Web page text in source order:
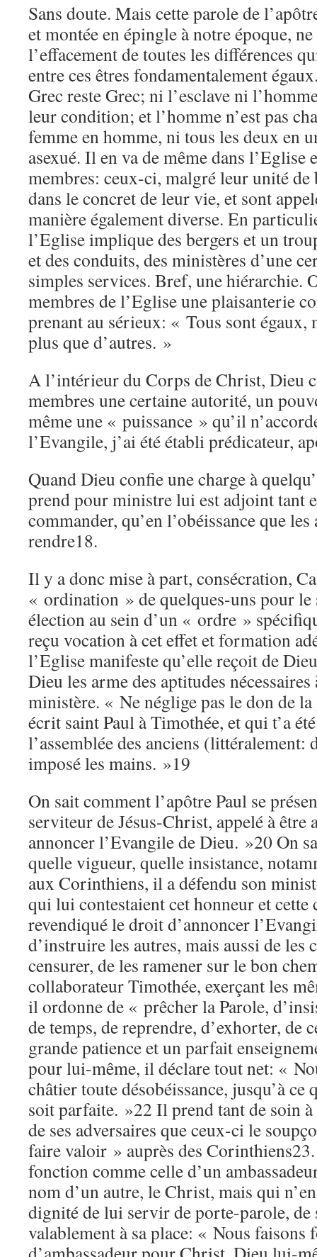
Sans doute. Mais cette parole de
et montée en épingle à notre époque,
l’effacement de toutes les différences
entre ces êtres fondamentalement
Grec reste Grec; ni l’esclave ni
leur condition; et l’homme n’est pas
femme en homme, ni tous les deux en
asexué. Il en va de même dans l’Eglise
membres: ceux-ci, malgré leur unité de
dans le concret de leur vie, et sont
manière également diverse. En
l’Eglise implique des bergers et un
et des conduits, des ministères d’une
simples services. Bref, une hiérarchie.
membres de l’Eglise une plaisanterie
prenant au sérieux: « Tous sont égaux,
plus que d’autres. »
A l’intérieur du Corps de Christ, Dieu
membres une certaine autorité, un
même une « puissance » qu’il
l’Evangile, j’ai été établi prédicateur,
Quand Dieu confie une charge à
prend pour ministre lui est adjoint tant
commander, qu’en l’obéissance que
rendre18.
Il y a donc mise à part, consécration,
« ordination » de quelques-uns pour le
élection au sein d’un « ordre »
reçu vocation à cet effet et formation
l’Eglise manifeste qu’elle reçoit de
Dieu les arme des aptitudes nécessaires
ministère. « Ne néglige pas le don de
écrit saint Paul à Timothée, et qui t’a
l’assemblée des anciens (littéralement:
imposé les mains. »19
On sait comment l’apôtre Paul se
serviteur de Jésus-Christ, appelé à être
annoncer l’Evangile de Dieu. »20 On
quelle vigueur, quelle insistance,
aux Corinthiens, il a défendu son
qui lui contestaient cet honneur et cette
revendiqué le droit d’annoncer
d’instruire les autres, mais aussi de les
censurer, de les ramener sur le bon
collaborateur Timothée, exerçant les
il ordonne de « prêcher la Parole,
de temps, de reprendre, d’exhorter, de
grande patience et un parfait
pour lui-même, il déclare tout net: «
châtier toute désobéissance, jusqu’à ce
soit parfaite. »22 Il prend tant de soin
de ses adversaires que ceux-ci le
faire valoir » auprès des
fonction comme celle d’un
nom d’un autre, le Christ, mais qui
dignité de lui servir de porte-parole, de
valablement à sa place: « Nous faisons